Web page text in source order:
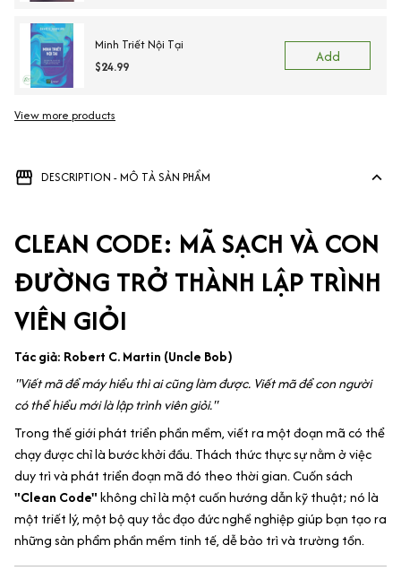
Minh Triết Nội Tại
$24.99
Add
View more products
DESCRIPTION - MÔ TẢ SẢN PHẨM
CLEAN CODE: MÃ SẠCH VÀ CON
ĐƯỜNG TRỞ THÀNH LẬP TRÌNH
VIÊN GIỎI
Tác giả: Robert C. Martin (Uncle Bob)
"Viết mã để máy hiểu thì ai cũng làm được. Viết mã để con người
có thể hiểu mới là lập trình viên giỏi."
Trong thế giới phát triển phần mềm, viết ra một đoạn mã có thể
chạy được chỉ là bước khởi đầu. Thách thức thực sự nằm ở việc
duy trì và phát triển đoạn mã đó theo thời gian. Cuốn sách
"Clean Code"không chỉ là một cuốn hướng dẫn kỹ thuật; nó là
một triết lý, một bộ quy tắc đạo đức nghề nghiệp giúp bạn tạo ra
những sản phẩm phần mềm tinh tế, dễ bảo trì và trường tồn.